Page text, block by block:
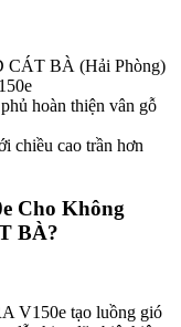
CÁT BÀ (Hải Phòng)
hoàn thiện vân gỗ
chiều cao trần hơn
Cho Không
BÀ?
V150e tạo luồng gió